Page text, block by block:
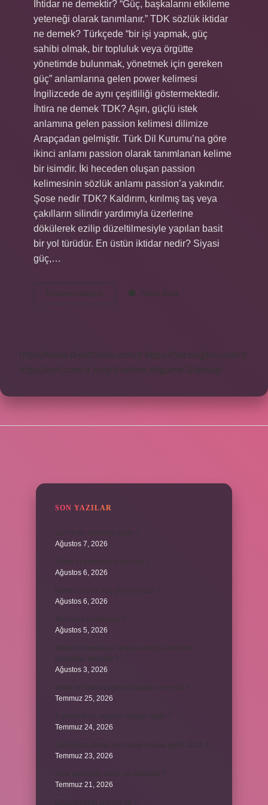
İhtidar ne demektir? “Güç, başkalarını etkileme
yeteneği olarak tanımlanır.” TDK sözlük iktidar
ne demek? Türkçede “bir işi yapmak, güç
sahibi olmak, bir topluluk veya örgütte
yönetimde bulunmak, yönetmek için gereken
güç” anlamlarına gelen power kelimesi
İngilizcede de aynı çeşitliliği göstermektedir.
İhtira ne demek TDK? Aşırı, güçlü istek
anlamına gelen passion kelimesi dilimize
Arapçadan gelmiştir. Türk Dil Kurumu’na göre
ikinci anlamı passion olarak tanımlanan kelime
bir isimdir. İki heceden oluşan passion
kelimesinin sözlük anlamı passion’a yakındır.
Şose nedir TDK? Kaldırım, kırılmış taş veya
çakılların silindir yardımıyla üzerlerine
dökülerek ezilip düzeltilmesiyle yapılan basit
bir yol türüdür. En üstün iktidar nedir? Siyasi
güç,…
Devamını okuyun
Ne
Yorum Bırak
https://www.diyetforum.com.tr
https://heceegitim.com.tr
https://eyh.com.tr
knight online nttgame Sitemap
SON YAZILAR
Ağustos 7, 2026
Ağustos 6, 2026
Ağustos 6, 2026
Ağustos 5, 2026
Ağustos 3, 2026
Temmuz 25, 2026
Temmuz 24, 2026
Temmuz 23, 2026
Temmuz 21, 2026